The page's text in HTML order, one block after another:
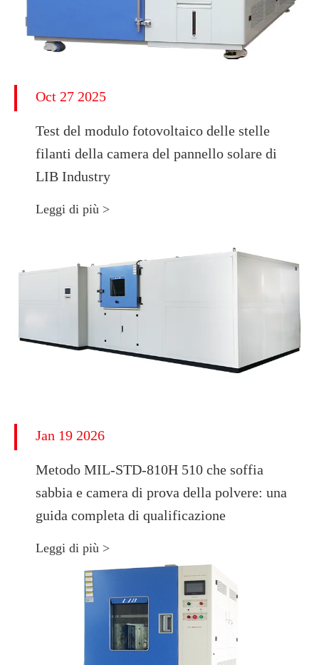
Oct 27 2025
Test del modulo fotovoltaico delle stelle
filanti della camera del pannello solare di
LIB Industry
Leggi di più >
Jan 19 2026
Metodo MIL-STD-810H 510 che soffia
sabbia e camera di prova della polvere: una
guida completa di qualificazione
Leggi di più >